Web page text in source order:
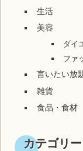
生活
美容
ダイ
ファ
言いたい放
雑貨
食品・食材
カテゴリー